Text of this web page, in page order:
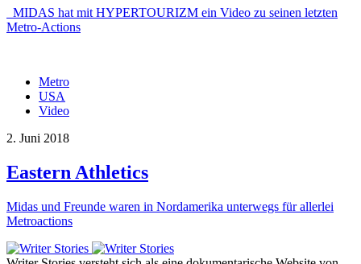
MIDAS hat mit HYPERTOURIZM ein Video zu seinen letzten
Metro-Actions
Metro
USA
Video
2. Juni 2018
Eastern Athletics
Midas und Freunde waren in Nordamerika unterwegs für allerlei
Metroactions